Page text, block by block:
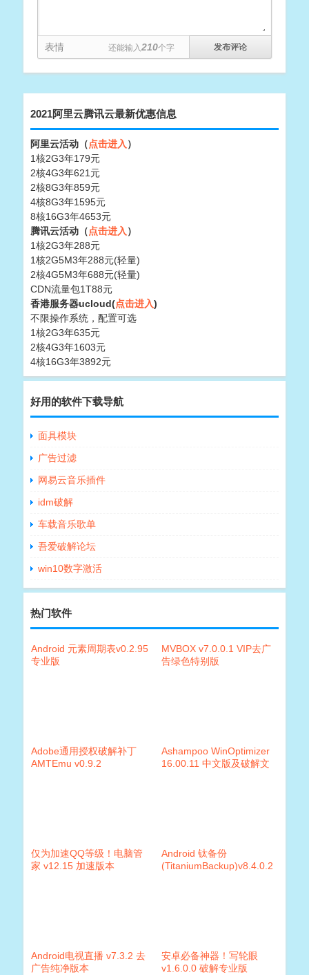
表情 还能输入210个字
2021阿里云腾讯云最新优惠信息
阿里云活动（点击进入）
1核2G3年179元
2核4G3年621元
2核8G3年859元
4核8G3年1595元
8核16G3年4653元
腾讯云活动（点击进入）
1核2G3年288元
1核2G5M3年288元(轻量)
2核4G5M3年688元(轻量)
CDN流量包1T88元
香港服务器ucloud(点击进入)
不限操作系统，配置可选
1核2G3年635元
2核4G3年1603元
4核16G3年3892元
好用的软件下载导航
面具模块
广告过滤
网易云音乐插件
idm破解
车载音乐歌单
吾爱破解论坛
win10数字激活
热门软件
Android 元素周期表v0.2.95
专业版
MVBOX v7.0.0.1 VIP去广
告绿色特别版
Adobe通用授权破解补丁
AMTEmu v0.9.2
Ashampoo WinOptimizer
16.00.11 中文版及破解文
仅为加速QQ等级！电脑管
家 v12.15 加速版本
Android 钛备份
(TitaniumBackup)v8.4.0.2
Android电视直播 v7.3.2 去
广告纯净版本
安卓必备神器！写轮眼
v1.6.0.0 破解专业版